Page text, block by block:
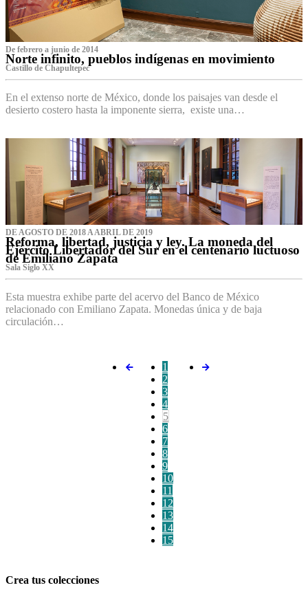
De febrero a junio de 2014
Norte infinito, pueblos indígenas en movimiento
Castillo de Chapultepec
En el extenso norte de México, donde los paisajes van desde el
desierto costero hasta la imponente sierra, existe una…
DE AGOSTO DE 2018 A ABRIL DE 2019
Reforma, libertad, justicia y ley. La moneda del
Ejército Libertador del Sur en el centenario luctuoso
de Emiliano Zapata
Sala Siglo XX
Esta muestra exhibe parte del acervo del Banco de México
relacionado con Emiliano Zapata. Monedas única y de baja
circulación…
1
2
3
4
5
6
7
8
9
10
11
12
13
14
15
Crea tus colecciones